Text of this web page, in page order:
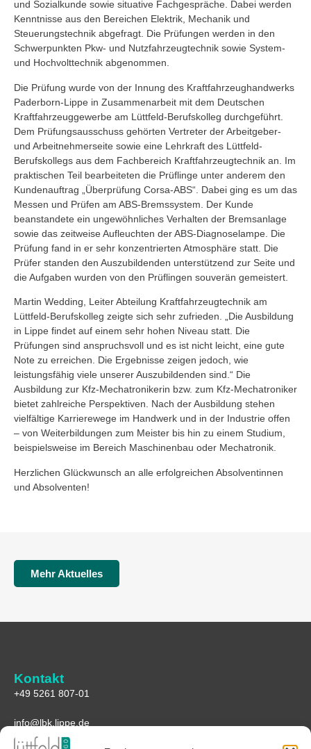
und Sozialkunde sowie situative Fachgespräche. Dabei werden
Kenntnisse aus den Bereichen Elektrik, Mechanik und
Steuerungstechnik abgefragt. Die Prüfungen werden in den
Schwerpunkten Pkw- und Nutzfahrzeugtechnik sowie System-
und Hochvolttechnik abgenommen.
Die Prüfung wurde von der Innung des Kraftfahrzeughandwerks
Paderborn-Lippe in Zusammenarbeit mit dem Deutschen
Kraftfahrzeuggewerbe am Lüttfeld-Berufskolleg durchgeführt.
Dem Prüfungsausschuss gehörten Vertreter der Arbeitgeber-
und Arbeitnehmerseite sowie eine Lehrkraft des Lüttfeld-
Berufskollegs aus dem Fachbereich Kraftfahrzeugtechnik an. Im
praktischen Teil bearbeiteten die Prüflinge unter anderem den
Kundenauftrag „Überprüfung Corsa-ABS“. Dabei ging es um das
Messen und Prüfen am ABS-Bremssystem. Der Kunde
beanstandete ein ungewöhnliches Verhalten der Bremsanlage
sowie das zeitweise Aufleuchten der ABS-Diagnoselampe. Die
Prüfung fand in er sehr konzentrierten Atmosphäre statt. Die
Prüfer standen den Auszubildenden unterstützend zur Seite und
die Aufgaben wurden von den Prüflingen souverän gemeistert.
Martin Wedding, Leiter Abteilung Kraftfahrzeugtechnik am
Lüttfeld-Berufskolleg zeigte sich sehr zufrieden. „Die Ausbildung
in Lippe findet auf einem sehr hohen Niveau statt. Die
Prüfungen sind anspruchsvoll und es ist nicht leicht, eine gute
Note zu erreichen. Die Ergebnisse zeigen jedoch, wie
leistungsfähig viele unserer Auszubildenden sind.“ Die
Ausbildung zur Kfz-Mechatronikerin bzw. zum Kfz-Mechatroniker
bietet zahlreiche Perspektiven. Nach der Ausbildung stehen
vielfältige Karrierewege im Handwerk und in der Industrie offen
– von Weiterbildungen zum Meister bis hin zu einem Studium,
beispielsweise im Bereich Maschinenbau oder Mechatronik.
Herzlichen Glückwunsch an alle erfolgreichen Absolventinnen
und Absolventen!
Mehr Aktuelles
Kontakt
+49 5261 807-01
info@lbk.lippe.de